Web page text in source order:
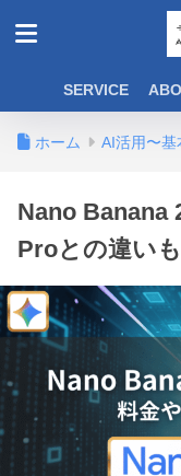
SERVICE
ホーム AI活用〜基
Nano Banana
Proとの違い